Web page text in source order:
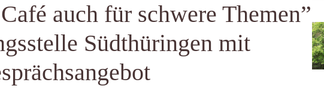
auch für schwere Themen”
Südthüringen mit